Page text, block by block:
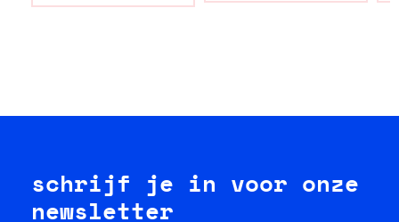
schrijf je in voor onze
newsletter